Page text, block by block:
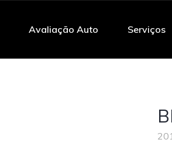
Avaliação Auto Serviços